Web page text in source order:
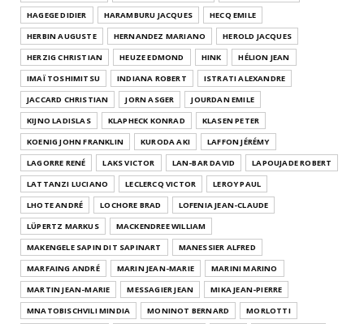
HAGEGE DIDIER
HARAMBURU JACQUES
HECQ EMILE
HERBIN AUGUSTE
HERNANDEZ MARIANO
HEROLD JACQUES
HERZIG CHRISTIAN
HEUZE EDMOND HINK
HÉLION JEAN
IMAÏ TOSHIMITSU
INDIANA ROBERT
ISTRATI ALEXANDRE
JACCARD CHRISTIAN
JORN ASGER
JOURDAN EMILE
KIJNO LADISLAS
KLAPHECK KONRAD
KLASEN PETER
KOENIG JOHN FRANKLIN
KURODA AKI
LAFFON JÉRÉMY
LAGORRE RENÉ
LAKS VICTOR LAN-BAR DAVID
LAPOUJADE ROBERT
LATTANZI LUCIANO
LECLERCQ VICTOR
LEROY PAUL
LHOTE ANDRÉ
LOCHORE BRAD
LOFENIA JEAN-CLAUDE
LÜPERTZ MARKUS
MACKENDREE WILLIAM
MAKENGELE SAPIN DIT SAPINART
MANESSIER ALFRED
MARFAING ANDRÉ
MARIN JEAN-MARIE
MARINI MARINO
MARTIN JEAN-MARIE
MESSAGIER JEAN
MIKA JEAN-PIERRE
MNATOBISCHVILI MINDIA
MONINOT BERNARD
MORLOTTI